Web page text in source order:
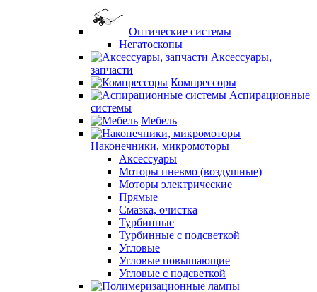
Оптические системы
Негатоскопы
Аксессуары,
запчасти
Компрессоры
Аспирационные
системы
Мебель
Наконечники, микромоторы
Аксессуары
Моторы пневмо (воздушные)
Моторы электрические
Прямые
Смазка, очистка
Турбинные
Турбинные с подсветкой
Угловые
Угловые повышающие
Угловые с подсветкой